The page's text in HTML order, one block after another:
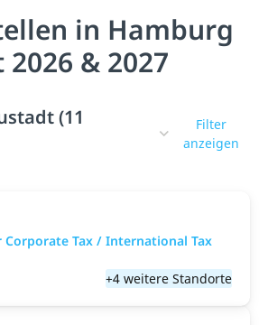
in Hamburg
& 2027
(11
Filter
anzeigen
Corporate Tax / International Tax
+4 weitere Standorte